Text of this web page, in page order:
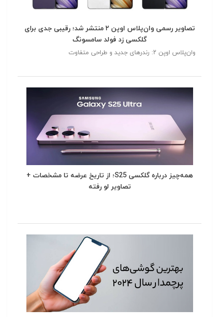
تصاویر رسمی وان‌پلاس اوپن ۲ منتشر شد؛ رقیبی جدی برای
گلکسی زد فولد سامسونگ
وان‌پلاس اوپن ۲: رندرهای جدید و طراحی متفاوت
همه‌چیز درباره گلکسی S25؛ از تاریخ عرضه تا مشخصات +
تصاویر لو رفته